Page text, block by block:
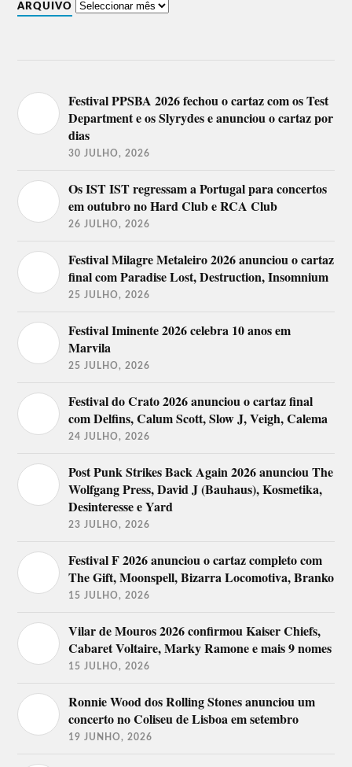
ARQUIVO
Festival PPSBA 2026 fechou o cartaz com os Test
Department e os Slyrydes e anunciou o cartaz por
dias
30 JULHO, 2026
Os IST IST regressam a Portugal para concertos
em outubro no Hard Club e RCA Club
26 JULHO, 2026
Festival Milagre Metaleiro 2026 anunciou o cartaz
final com Paradise Lost, Destruction, Insomnium
25 JULHO, 2026
Festival Iminente 2026 celebra 10 anos em
Marvila
25 JULHO, 2026
Festival do Crato 2026 anunciou o cartaz final
com Delfins, Calum Scott, Slow J, Veigh, Calema
24 JULHO, 2026
Post Punk Strikes Back Again 2026 anunciou The
Wolfgang Press, David J (Bauhaus), Kosmetika,
Desinteresse e Yard
23 JULHO, 2026
Festival F 2026 anunciou o cartaz completo com
The Gift, Moonspell, Bizarra Locomotiva, Branko
15 JULHO, 2026
Vilar de Mouros 2026 confirmou Kaiser Chiefs,
Cabaret Voltaire, Marky Ramone e mais 9 nomes
15 JULHO, 2026
Ronnie Wood dos Rolling Stones anunciou um
concerto no Coliseu de Lisboa em setembro
19 JUNHO, 2026